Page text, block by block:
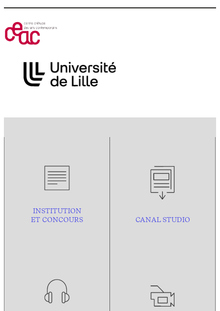
INSTITUTION
ET CONCOURS
CANAL STUDIO